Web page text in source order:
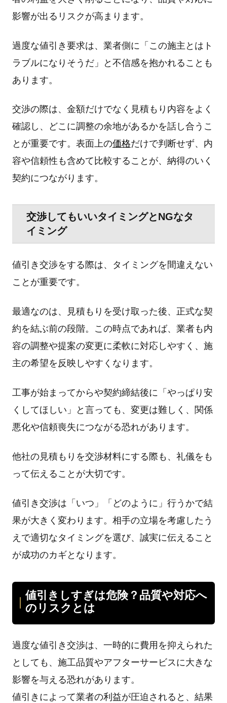
影響が出るリスクが高まります。
過度な値引き要求は、業者側に「この施主とはト
ラブルになりそうだ」と不信感を抱かれることも
あります。
交渉の際は、金額だけでなく見積もり内容をよく
確認し、どこに調整の余地があるかを話し合うこ
とが重要です。表面上の価格だけで判断せず、内
容や信頼性も含めて比較することが、納得のいく
契約につながります。
交渉してもいいタイミングとNGなタ
イミング
値引き交渉をする際は、タイミングを間違えない
ことが重要です。
最適なのは、見積もりを受け取った後、正式な契
約を結ぶ前の段階。この時点であれば、業者も内
容の調整や提案の変更に柔軟に対応しやすく、施
主の希望を反映しやすくなります。
工事が始まってからや契約締結後に「やっぱり安
くしてほしい」と言っても、変更は難しく、関係
悪化や信頼喪失につながる恐れがあります。
他社の見積もりを交渉材料にする際も、礼儀をも
って伝えることが大切です。
値引き交渉は「いつ」「どのように」行うかで結
果が大きく変わります。相手の立場を考慮したう
えで適切なタイミングを選び、誠実に伝えること
が成功のカギとなります。
値引きしすぎは危険？品質や対応へ
のリスクとは
過度な値引き交渉は、一時的に費用を抑えられた
としても、施工品質やアフターサービスに大きな
影響を与える恐れがあります。
値引きによって業者の利益が圧迫されると、結果